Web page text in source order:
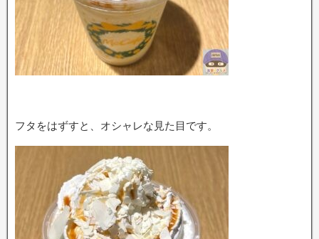
フタをはずすと、オシャレな見た目です。